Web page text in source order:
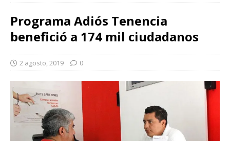
Programa Adiós Tenencia
benefició a 174 mil ciudadanos
2 agosto, 2019 0